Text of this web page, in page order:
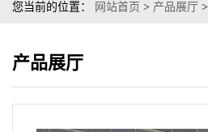
您当前的位置： 网站首页 > 产品展厅 >
产品展厅